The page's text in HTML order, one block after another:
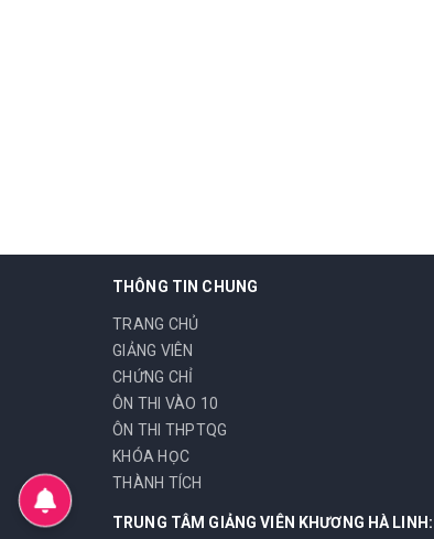
THÔNG TIN CHUNG
TRANG CHỦ
GIẢNG VIÊN
CHỨNG CHỈ
ÔN THI VÀO 10
ÔN THI THPTQG
KHÓA HỌC
THÀNH TÍCH
TRUNG TÂM GIẢNG VIÊN KHƯƠNG HÀ LINH: